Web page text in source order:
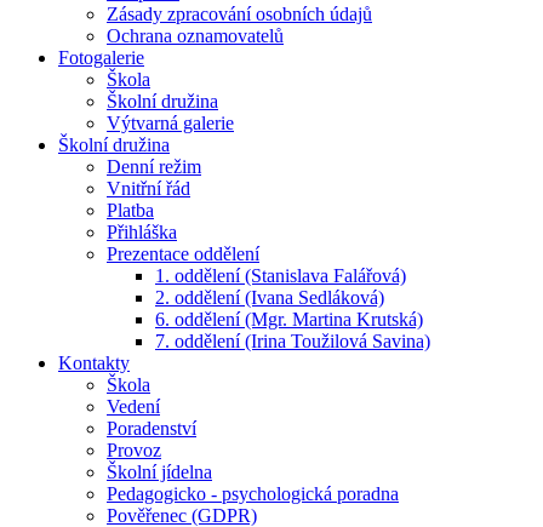
Zásady zpracování osobních údajů
Ochrana oznamovatelů
Fotogalerie
Škola
Školní družina
Výtvarná galerie
Školní družina
Denní režim
Vnitřní řád
Platba
Přihláška
Prezentace oddělení
1. oddělení (Stanislava Falářová)
2. oddělení (Ivana Sedláková)
6. oddělení (Mgr. Martina Krutská)
7. oddělení (Irina Toužilová Savina)
Kontakty
Škola
Vedení
Poradenství
Provoz
Školní jídelna
Pedagogicko - psychologická poradna
Pověřenec (GDPR)